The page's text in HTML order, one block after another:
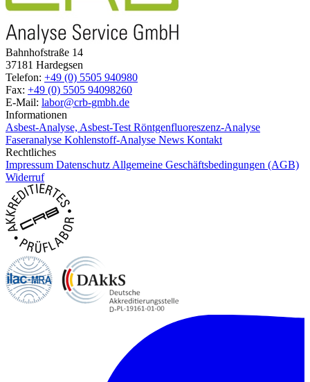
Bahnhofstraße 14
37181 Hardegsen
Telefon: +49 (0) 5505 940980
Fax: +49 (0) 5505 94098260
E-Mail: labor@crb-gmbh.de
Informationen
Asbest-Analyse, Asbest-Test Röntgenfluoreszenz-Analyse
Faseranalyse Kohlenstoff-Analyse News Kontakt
Rechtliches
Impressum Datenschutz Allgemeine Geschäftsbedingungen (AGB)
Widerruf